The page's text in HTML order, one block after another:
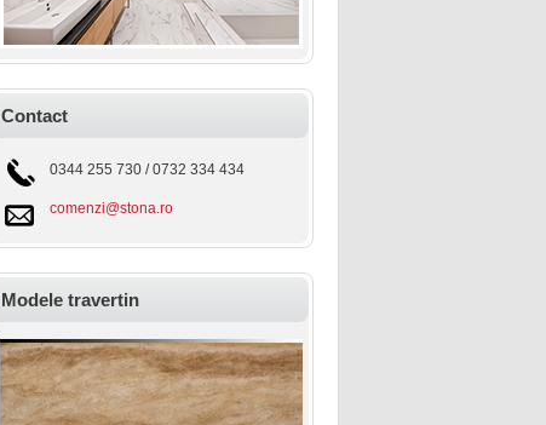
Contact
0344 255 730 / 0732 334 434
comenzi@stona.ro
Modele travertin